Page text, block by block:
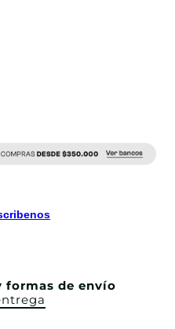
formas de envío